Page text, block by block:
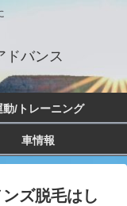
ドバンス
動/トレーニング
車情報
ズ脱毛はし